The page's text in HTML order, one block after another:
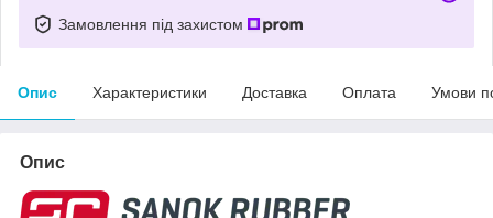
Замовлення під захистом
Опис Характеристики Доставка Оплата Умови
Опис